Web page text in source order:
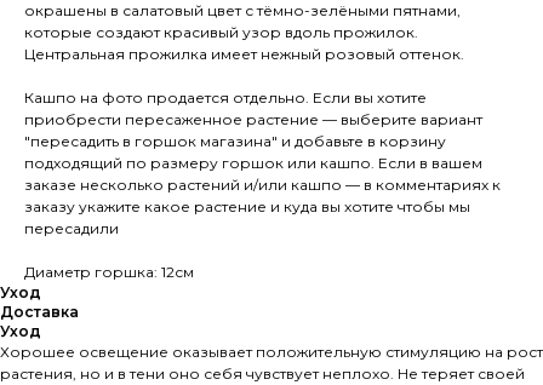
окрашены в салатовый цвет с тёмно-зелёными пятнами,
которые создают красивый узор вдоль прожилок.
Центральная прожилка имеет нежный розовый оттенок.
Кашпо на фото продается отдельно. Если вы хотите
приобрести пересаженное растение — выберите вариант
"пересадить в горшок магазина" и добавьте в корзину
подходящий по размеру горшок или кашпо. Если в вашем
заказе несколько растений и/или кашпо — в комментариях к
заказу укажите какое растение и куда вы хотите чтобы мы
пересадили
Диаметр горшка: 12см
Уход
Доставка
Уход
Хорошее освещение оказывает положительную стимуляцию на рост
растения, но и в тени оно себя чувствует неплохо. Не теряет своей